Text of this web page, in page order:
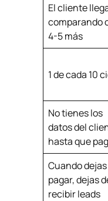
El cliente
comparando
4-5 más
1 de cada 10
No tienes los
datos del
hasta que
Cuando
pagar, dejas
recibir leads